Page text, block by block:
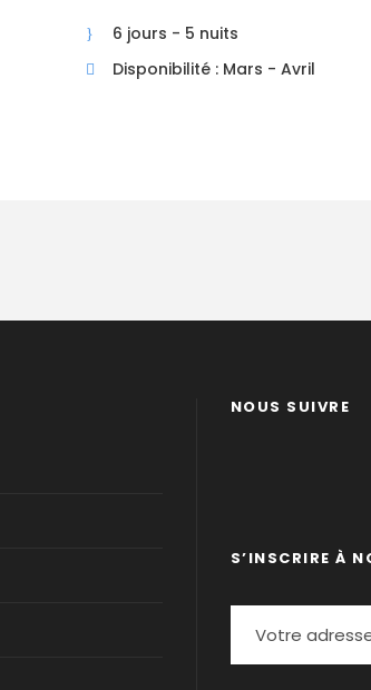
6 jours - 5 nuits
Disponibilité : Mars - Avril
NOUS SUIVRE
S’INSCRIRE À